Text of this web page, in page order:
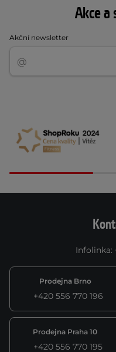
Akce a
Akční newsletter
Infolinka:
Prodejna Brno
+420 556 770 196
Prodejna Praha 10
+420 556 770 195